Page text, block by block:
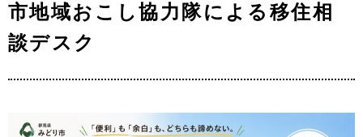
市地域おこし協力隊による移住相
談デスク